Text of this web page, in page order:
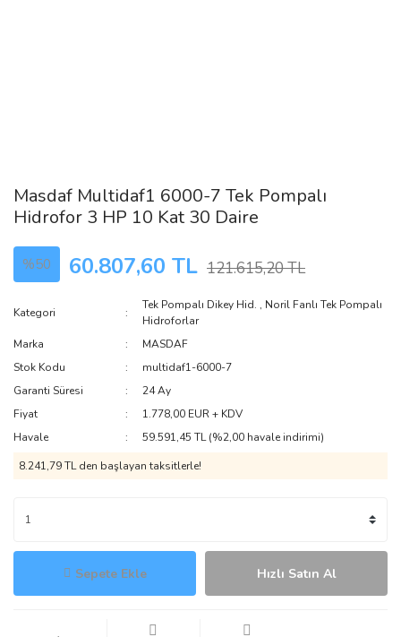
Masdaf Multidaf1 6000-7 Tek Pompalı
Hidrofor 3 HP 10 Kat 30 Daire
%50 60.807,60 TL 121.615,20 TL
Kategori
Tek Pompalı Dikey Hid. , Noril Fanlı Tek Pompalı
Hidroforlar
Marka
MASDAF
Stok Kodu
multidaf1-6000-7
Garanti Süresi
24 Ay
Fiyat
1.778,00 EUR + KDV
Havale
59.591,45 TL (%2,00 havale indirimi)
8.241,79 TL den başlayan taksitlerle!
Sepete Ekle Hızlı Satın Al